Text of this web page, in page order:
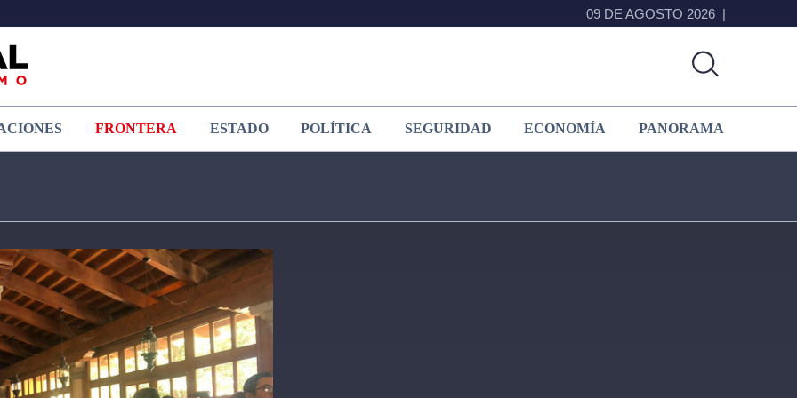
09 DE AGOSTO 2026
FRONTERA ESTADO POLÍTICA SEGURIDAD ECONOMÍA PANORAMA